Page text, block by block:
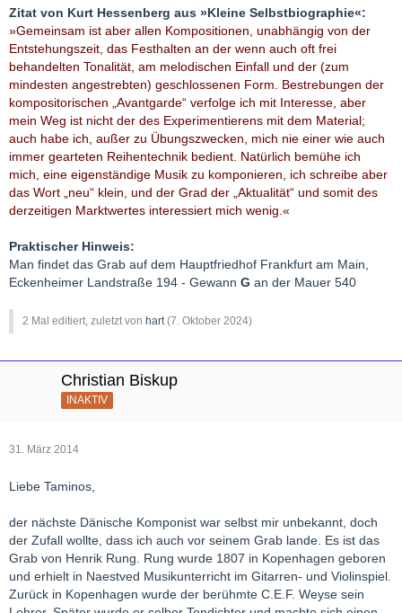
Zitat von Kurt Hessenberg aus »Kleine Selbstbiographie«:
»Gemeinsam ist aber allen Kompositionen, unabhängig von der
Entstehungszeit, das Festhalten an der wenn auch oft frei
behandelten Tonalität, am melodischen Einfall und der (zum
mindesten angestrebten) geschlossenen Form. Bestrebungen der
kompositorischen „Avantgarde“ verfolge ich mit Interesse, aber
mein Weg ist nicht der des Experimentierens mit dem Material;
auch habe ich, außer zu Übungszwecken, mich nie einer wie auch
immer gearteten Reihentechnik bedient. Natürlich bemühe ich
mich, eine eigenständige Musik zu komponieren, ich schreibe aber
das Wort „neu“ klein, und der Grad der „Aktualität“ und somit des
derzeitigen Marktwertes interessiert mich wenig.«
Praktischer Hinweis:
Man findet das Grab auf dem Hauptfriedhof Frankfurt am Main,
Eckenheimer Landstraße 194 - Gewann G an der Mauer 540
2 Mal editiert, zuletzt von hart (7. Oktober 2024)
Christian Biskup
INAKTIV
31. März 2014
Liebe Taminos,
der nächste Dänische Komponist war selbst mir unbekannt, doch
der Zufall wollte, dass ich auch vor seinem Grab lande. Es ist das
Grab von Henrik Rung. Rung wurde 1807 in Kopenhagen geboren
und erhielt in Naestved Musikunterricht im Gitarren- und Violinspiel.
Zurück in Kopenhagen wurde der berühmte C.E.F. Weyse sein